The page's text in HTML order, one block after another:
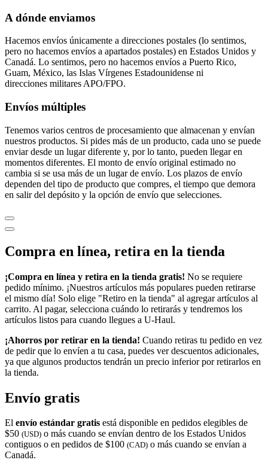
A dónde enviamos
Hacemos envíos únicamente a direcciones postales (lo sentimos,
pero no hacemos envíos a apartados postales) en Estados Unidos y
Canadá. Lo sentimos, pero no hacemos envíos a Puerto Rico,
Guam, México, las Islas Vírgenes Estadounidense ni
direcciones militares APO/FPO.
Envíos múltiples
Tenemos varios centros de procesamiento que almacenan y envían
nuestros productos. Si pides más de un producto, cada uno se puede
enviar desde un lugar diferente y, por lo tanto, pueden llegar en
momentos diferentes. El monto de envío original estimado no
cambia si se usa más de un lugar de envío. Los plazos de envío
dependen del tipo de producto que compres, el tiempo que demora
en salir del depósito y la opción de envío que selecciones.
Compra en línea, retira en la tienda
¡Compra en línea y retira en la tienda gratis! No se requiere
pedido mínimo. ¡Nuestros artículos más populares pueden retirarse
el mismo día! Solo elige "Retiro en la tienda" al agregar artículos al
carrito. Al pagar, selecciona cuándo lo retirarás y tendremos los
artículos listos para cuando llegues a U-Haul.
¡Ahorros por retirar en la tienda! Cuando retiras tu pedido en vez
de pedir que lo envíen a tu casa, puedes ver descuentos adicionales,
ya que algunos productos tendrán un precio inferior por retirarlos en
la tienda.
Envío gratis
El envío estándar gratis está disponible en pedidos elegibles de
$50 (USD) o más cuando se envían dentro de los Estados Unidos
contiguos o en pedidos de $100 (CAD) o más cuando se envían a
Canadá.